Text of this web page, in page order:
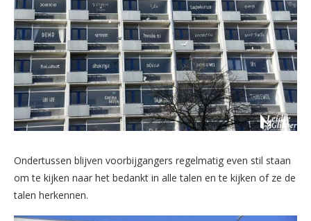
Ondertussen blijven voorbijgangers regelmatig even stil staan
om te kijken naar het bedankt in alle talen en te kijken of ze de
talen herkennen.